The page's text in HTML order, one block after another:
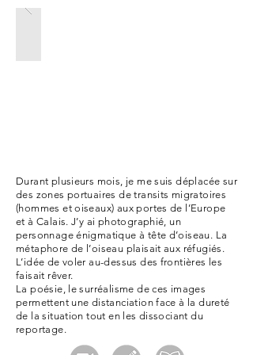
Durant pl­usieurs mois, je me suis déplacée sur
des zones portuaires de transits migratoires
(hommes et oiseaux) aux portes de l’Europe
et à Calais. J’y ai photographié, un
personnage énigmatique à tête d’oiseau. La
métaphore de l’oiseau plaisait aux réfugiés.
L’idée de voler au-dessus des frontières les
faisait rêver.
La poésie, le surréalisme de ces images
permettent une distanciation face à la dureté
de la situation tout en les dissociant du
reportage.